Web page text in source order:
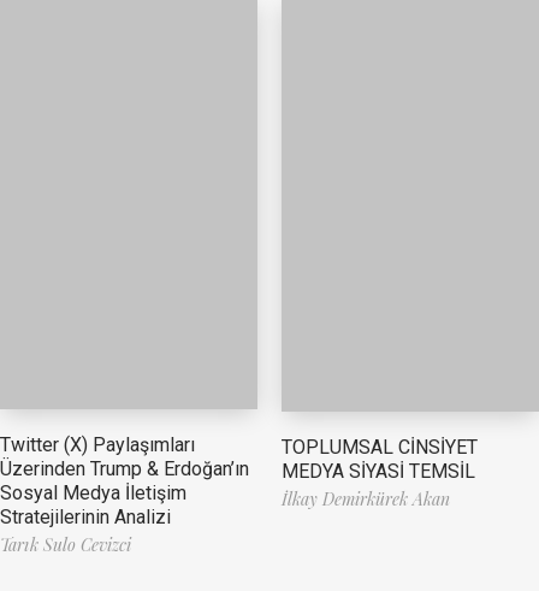
Twitter (X) Paylaşımları
Üzerinden Trump & Erdoğan’ın
Sosyal Medya İletişim
Stratejilerinin Analizi
Tarık Sulo Cevizci
TOPLUMSAL CİNSİYET
MEDYA SİYASİ TEMSİL
İlkay Demirkürek Akan